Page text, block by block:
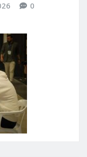
0